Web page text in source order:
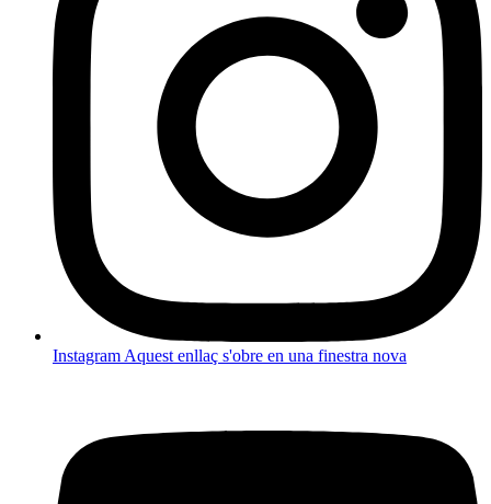
InstagramAquest enllaç s'obre en una finestra nova